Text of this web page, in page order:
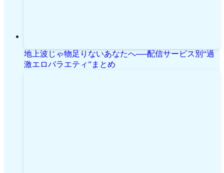
地上波じゃ物足りないあなたへ──配信サービス別“過
激エロバラエティ”まとめ